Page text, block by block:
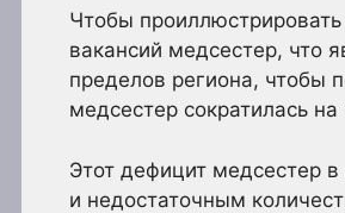
Чтобы
вакансий медсестер, что
пределов региона, чтобы
медсестер сократилась
Этот дефицит медсестер
и недостаточным